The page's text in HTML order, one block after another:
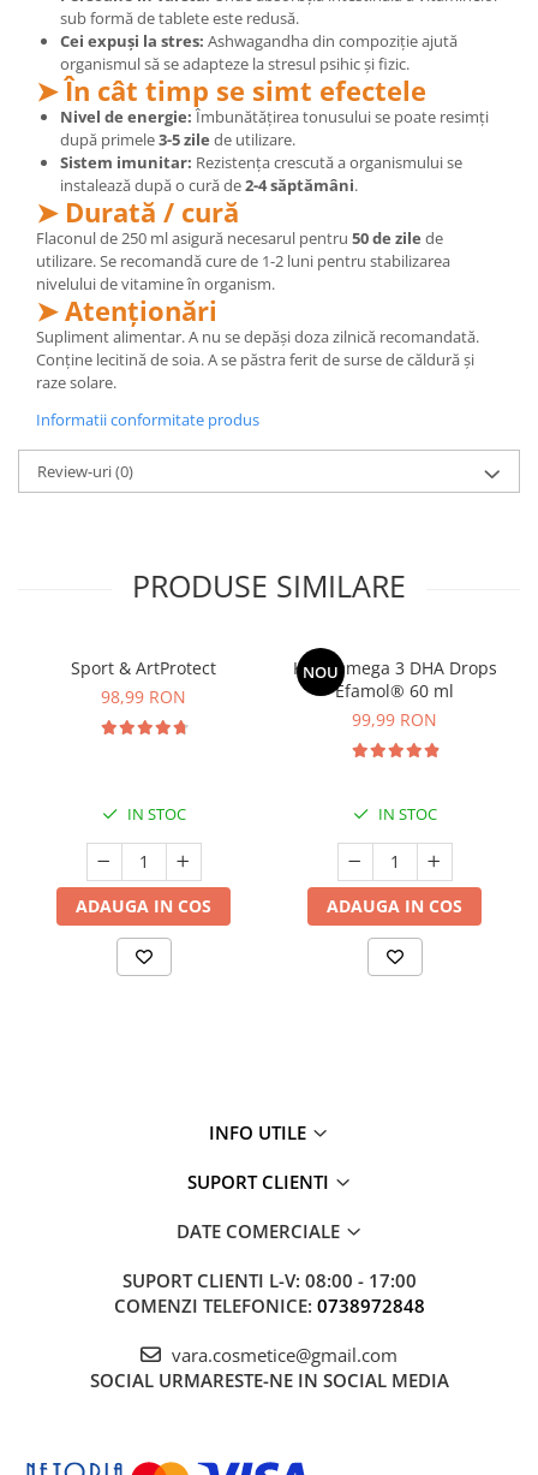
sub formă de tablete este redusă.
Cei expuși la stres: Ashwagandha din compoziție ajută
organismul să se adapteze la stresul psihic și fizic.
➤ În cât timp se simt efectele
Nivel de energie: Îmbunătățirea tonusului se poate resimți
după primele3-5 zile de utilizare.
Sistem imunitar: Rezistența crescută a organismului se
instalează după o cură de2-4 săptămâni.
➤ Durată / cură
Flaconul de 250 ml asigură necesarul pentru 50 de zile de
utilizare. Se recomandă cure de 1-2 luni pentru stabilizarea
nivelului de vitamine în organism.
➤ Atenționări
Supliment alimentar. A nu se depăși doza zilnică recomandată.
Conține lecitină de soia. A se păstra ferit de surse de căldură și
raze solare.
Informatii conformitate produs
Review-uri(0)
PRODUSE SIMILARE
Sport & ArtProtect
98,99 RON
IN STOC
ADAUGA IN COS
NOU
Kids Omega 3 DHA Drops
Efamol® 60 ml
99,99 RON
IN STOC
ADAUGA IN COS
INFO UTILE
SUPORT CLIENTI
DATE COMERCIALE
SUPORT CLIENTI L-V: 08:00 - 17:00
COMENZI TELEFONICE: 0738972848
vara.cosmetice@gmail.com
SOCIAL URMARESTE-NE IN SOCIAL MEDIA